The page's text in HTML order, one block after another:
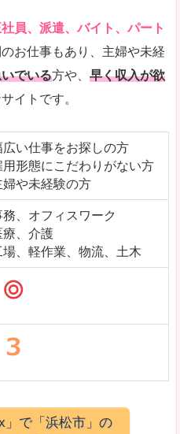
しごと」で「浜松市」
ジを見てみる
員、派遣、バイト、パート
お仕事もあり、主婦や未経
でいる方や、 早く収入が欲
イトです。
広い仕事をお探しの方
用形態にこだわりがない方
婦や未経験の方
務、オフィスワーク
療、介護
場、軽作業、物流、土木
」で「浜松市」の